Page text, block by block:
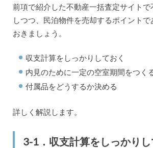
前項で紹介した不動産一括査定サイトで
しつつ、民泊物件を売却するポイント
おきましょう。
収支計算をしっかりしておく
内見のために一定の空室期間をつく
付属品をどうするか決める
詳しく解説します。
3-1．収支計算をしっかりし